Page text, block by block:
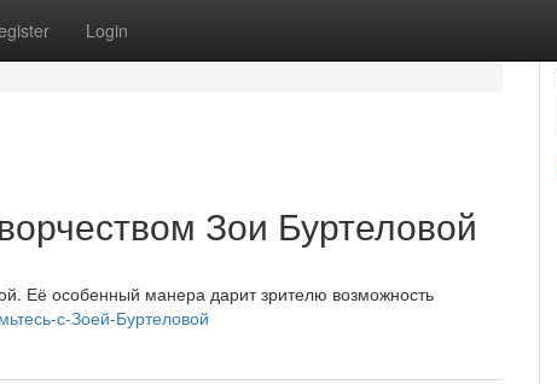
Login
Зои Буртеловой
Её особенный манера дарит зрителю возможность
с-Зоей-Буртеловой